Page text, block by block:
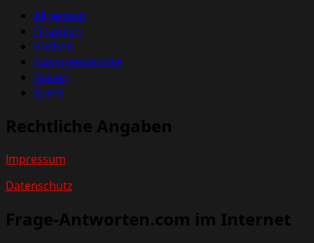
Allgemein
Finanzen
Kochen
Kunstgeschichte
Reisen
Sport
Rechtliche Angaben
Impressum
Datenschutz
Frage-Antworten.com im Internet